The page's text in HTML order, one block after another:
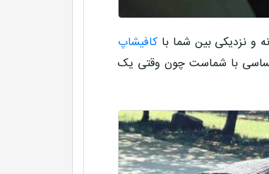
و نزدیکی بین شما با کافیشاپ
با شماست چون وقتی یک